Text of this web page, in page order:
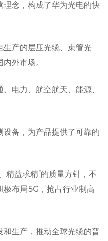
理念，构成了华为光电的快
生产的层压光缆、束管光
外市场。
电力、航空航天、能源、
备，为产品提供了可靠的
精益求精”的质量方针，不
极布局5G，抢占行业制高
和生产，推动全球光缆的普